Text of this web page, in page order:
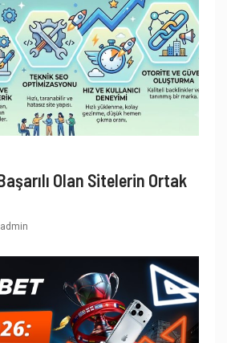
Olan Sitelerin Ortak
admin